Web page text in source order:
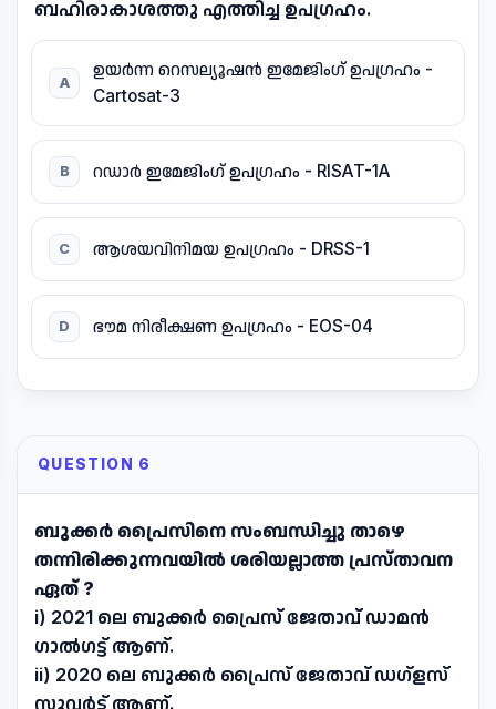
ബഹിരാകാശത്തു എത്തിച്ച ഉപഗ്രഹം.
A
ഉയർന്ന റെസല്യൂഷൻ ഇമേജിംഗ് ഉപഗ്രഹം -
Cartosat-3
B റഡാർ ഇമേജിംഗ് ഉപഗ്രഹം - RISAT-1A
C ആശയവിനിമയ ഉപഗ്രഹം - DRSS-1
D ഭൗമ നിരീക്ഷണ ഉപഗ്രഹം - EOS-04
QUESTION 6
ബുക്കർ പ്രൈസിനെ സംബന്ധിച്ചു താഴെ
തന്നിരിക്കുന്നവയിൽ ശരിയല്ലാത്ത പ്രസ്താവന
ഏത് ?
i) 2021 ലെ ബുക്കർ പ്രൈസ് ജേതാവ് ഡാമൻ
ഗാൽഗട്ട് ആണ്.
ii) 2020 ലെ ബുക്കർ പ്രൈസ് ജേതാവ് ഡഗ്ളസ്
സ്റ്റുവർട്ട് ആണ്.